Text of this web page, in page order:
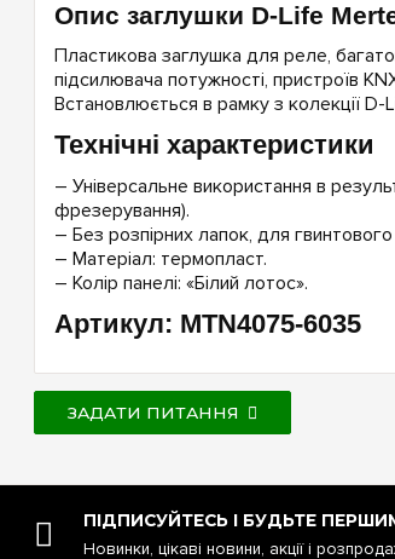
Опис заглушки D-Life
Пластикова заглушка для реле,
підсилювача потужності, пристроїв
Встановлюється в рамку з колекції D-
Технічні характеристики
– Універсальне використання в
фрезерування).
– Без розпірних лапок, для гвинтового
– Матеріал: термопласт.
– Колір панелі: «Білий лотос».
Артикул: MTN4075-6035
ЗАДАТИ ПИТАННЯ
ПІДПИСУЙТЕСЬ І БУДЬТЕ
Новинки, цікаві новини, акції і